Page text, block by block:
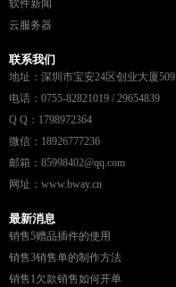
软件新闻
云服务器
联系我们
地址：深圳市宝安24区创业大厦509
电话：0755-82821019 / 29654839
Q Q：1798972364
微信：18926777236
邮箱：85998402@qq.com
网址：www.bway.cn
最新消息
销售5赠品插件的使用
销售3销售单的制作方法
销售1欠款销售如何开单